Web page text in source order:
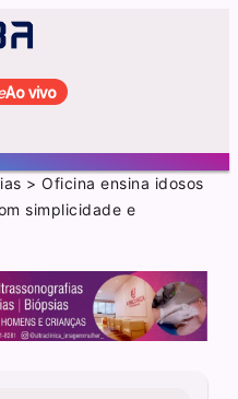
Ao vivo
>Oficina ensina idosos
simplicidade e